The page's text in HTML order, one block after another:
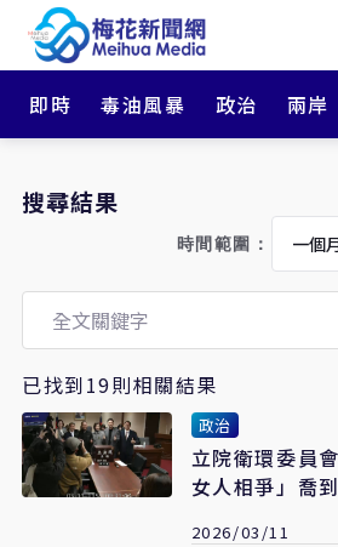
即時 毒油風暴 政治 兩岸
搜尋結果
時間範圍：
已找到19則相關結果
政治
立院衛環委員
女人相爭」喬
2026/03/11